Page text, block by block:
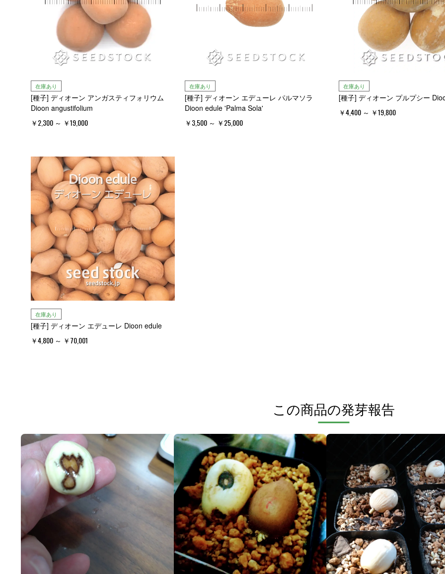
在庫あり
[種子] ディオーン アンガスティフォリウム
Dioon angustifolium
￥2,300 ～ ￥19,000
在庫あり
[種子] ディオーン エデューレ パルマソラ
Dioon edule 'Palma Sola'
￥3,500 ～ ￥25,000
在庫あり
[種子] ディオーン プルプシー
￥4,400 ～ ￥19,800
在庫あり
[種子] ディオーン エデューレ Dioon edule
￥4,800 ～ ￥70,001
この商品の発芽報告